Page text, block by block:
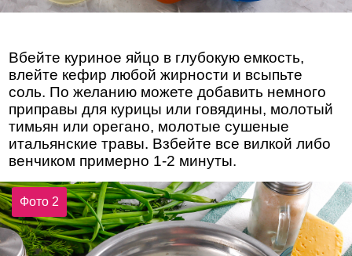
Вбейте куриное яйцо в глубокую емкость,
влейте кефир любой жирности и всыпьте
соль. По желанию можете добавить немного
приправы для курицы или говядины, молотый
тимьян или орегано, молотые сушеные
итальянские травы. Взбейте все вилкой либо
венчиком примерно 1-2 минуты.
Фото 2